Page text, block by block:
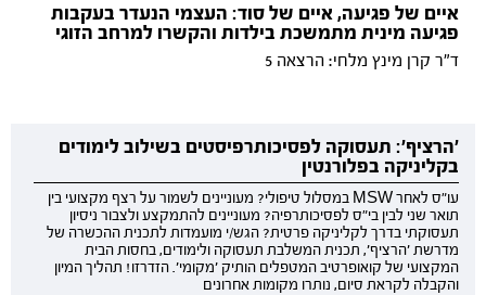
איים של פגיעה, איים של סוד: העצמי הנעדר בעקבות
פגיעה מינית מתמשכת בילדות והקשרו למרחב הזוגי
ד"ר קרן מינץ מלחי: הרצאה 5
'הרציף': תעסוקה לפסיכותרפיסטים בשילוב לימודים
בקליניקה בפלורנטין
עו"ס לאחר MSW במסלול טיפולי? מעוניינים לשמור על רצף מקצועי בין
תואר שני לבין בי"ס לפסיכותרפיה? מעוניינים להתמקצע ולצבור ניסיון
תעסוקתי בדרך לקליניקה פרטית? הגש/י מועמדות לתכנית ההכשרה של
מדרשת 'הרציף', תכנית המשלבת תעסוקה ולימודים, בחסות הבית
המקצועי של קואופרטיב המטפלים הותיק 'מקומי'. הזדרזו! תהליך המיון
והקבלה לקראת סיום, נותרו מקומות אחרונים